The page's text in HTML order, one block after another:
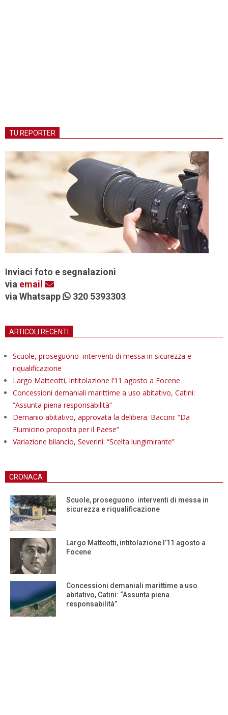
TU REPORTER
Inviaci foto e segnalazioni
via email
via Whatsapp
320 5393303
ARTICOLI RECENTI
Scuole, proseguono interventi di messa in sicurezza e
riqualificazione
Largo Matteotti, intitolazione l’11 agosto a Focene
Concessioni demaniali marittime a uso abitativo, Catini:
“Assunta piena responsabilità”
Demanio abitativo, approvata la delibera. Baccini: “Da
Fiumicino proposta per il Paese”
Variazione bilancio, Severini: “Scelta lungimirante”
CRONACA
Scuole, proseguono interventi di messa in
sicurezza e riqualificazione
Largo Matteotti, intitolazione l’11 agosto a
Focene
Concessioni demaniali marittime a uso
abitativo, Catini: “Assunta piena
responsabilità”